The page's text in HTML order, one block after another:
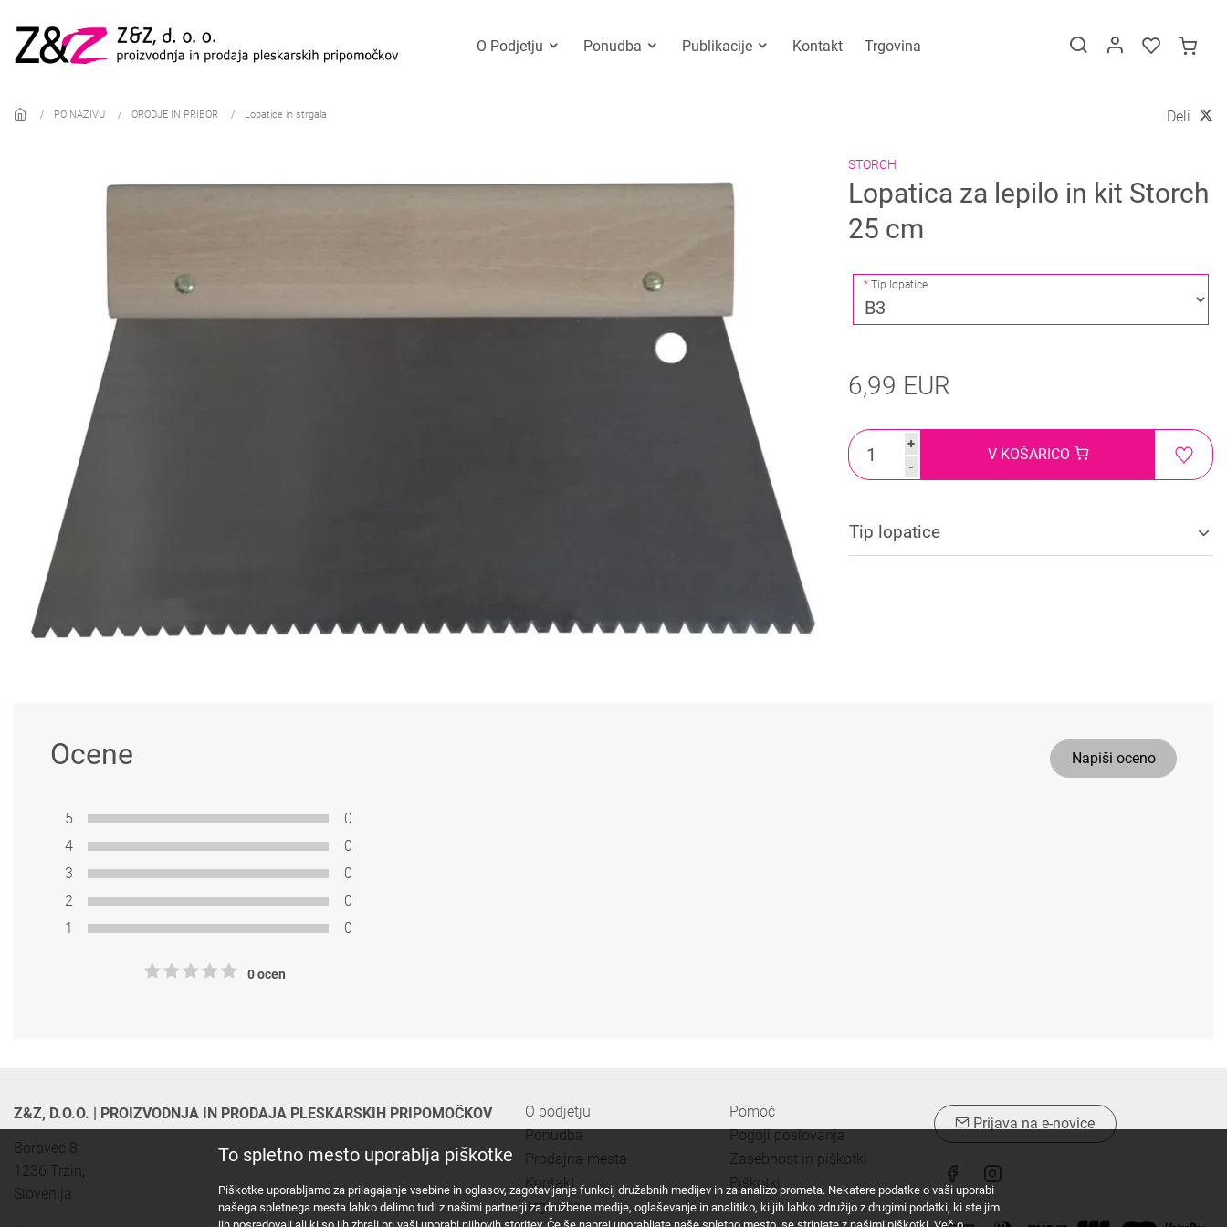
O Podjetju Ponudba Publikacije Kontakt Trgovina
Deli
PO NAZIVU ORODJE IN PRIBOR Lopatice in strgala
STORCH
Lopatica za lepilo in kit Storch
25 cm
Tip lopatice
6,99 EUR
+
-
V KOŠARICO
Tip lopatice
Ocene Napiši oceno
5
0
4
0
3
0
2
0
1
0
0 ocen
Z&Z, D.O.O. | PROIZVODNJA IN PRODAJA PLESKARSKIH PRIPOMOČKOV
Borovec 8,
1236 Trzin,
Slovenija
O podjetju
Ponudba
Prodajna mesta
Kontakt
Trgovina
Pomoč
Pogoji poslovanja
Zasebnost in piškotki
Piškotki
Prijava na e-novice
To spletno mesto uporablja piškotke
Piškotke uporabljamo za prilagajanje vsebine in oglasov, zagotavljanje funkcij družabnih medijev in za analizo prometa. Nekatere podatke o vaši uporabi
našega spletnega mesta lahko delimo tudi z našimi partnerji za družbene medije, oglaševanje in analitiko, ki jih lahko združijo z drugimi podatki, ki ste jim